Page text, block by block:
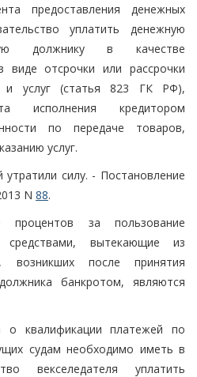
предоставления денежных
уплатить денежную
должнику в качестве
виде отсрочки или рассрочки
и услуг (статья 823 ГК РФ),
исполнения кредитором
по передаче товаров,
услуг.
силу. - Постановление
N 88.
процентов за пользование
средствами, вытекающие из
возникших после принятия
банкротом, являются
квалификации платежей по
судам необходимо иметь в
векселедателя уплатить